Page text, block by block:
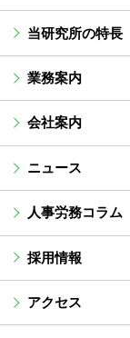
当研究所の特長
業務案内
会社案内
ニュース
人事労務コラム
採用情報
アクセス